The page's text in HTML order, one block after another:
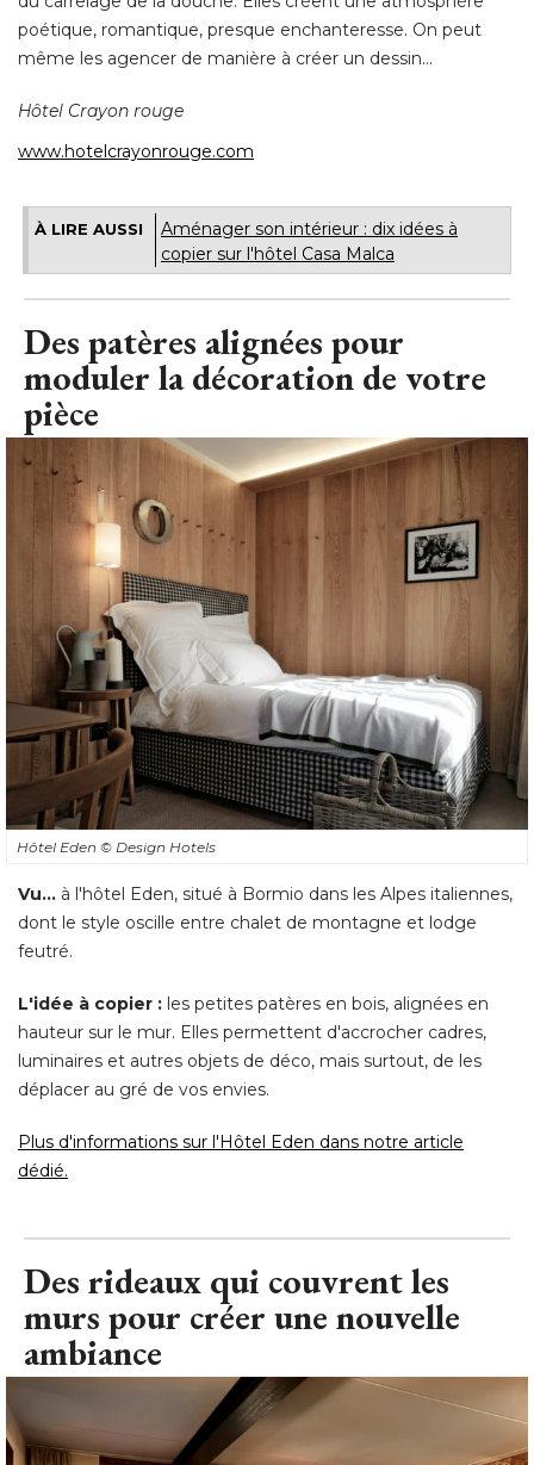
poétique, romantique, presque enchanteresse. On peut
même les agencer de manière à créer un dessin...
Hôtel Crayon rouge
www.hotelcrayonrouge.com
À LIRE AUSSI
Aménager son intérieur : dix idées à
copier sur l'hôtel Casa Malca
Des patères alignées pour
moduler la décoration de votre
pièce
Hôtel Eden © Design Hotels
Vu... à l'hôtel Eden, situé à Bormio dans les Alpes italiennes,
dont le style oscille entre chalet de montagne et lodge
feutré.
L'idée à copier : les petites patères en bois, alignées en
hauteur sur le mur. Elles permettent d'accrocher cadres,
luminaires et autres objets de déco, mais surtout, de les
déplacer au gré de vos envies.
Plus d'informations sur l'Hôtel Eden dans notre article
dédié.
Des rideaux qui couvrent les
murs pour créer une nouvelle
ambiance